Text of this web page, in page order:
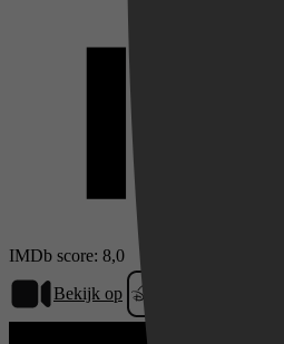
IMDb score: 8,0
Bekijk op